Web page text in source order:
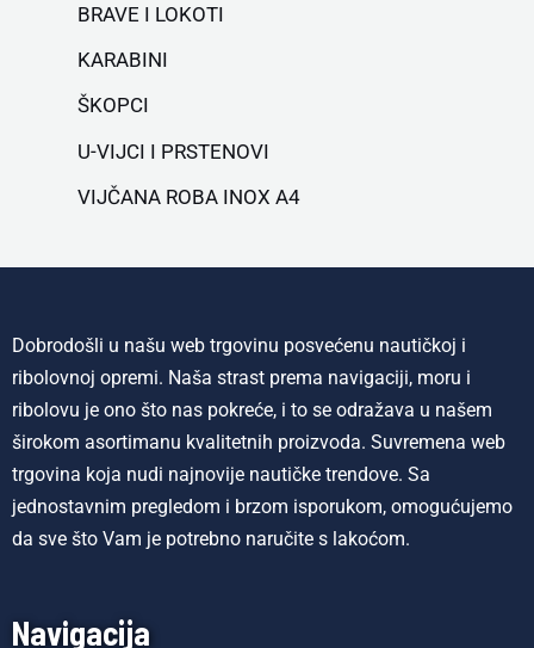
BRAVE I LOKOTI
KARABINI
ŠKOPCI
U-VIJCI I PRSTENOVI
VIJČANA ROBA INOX A4
Dobrodošli u našu web trgovinu posvećenu nautičkoj i
ribolovnoj opremi. Naša strast prema navigaciji, moru i
ribolovu je ono što nas pokreće, i to se odražava u našem
širokom asortimanu kvalitetnih proizvoda. Suvremena web
trgovina koja nudi najnovije nautičke trendove. Sa
jednostavnim pregledom i brzom isporukom, omogućujemo
da sve što Vam je potrebno naručite s lakoćom.
Navigacija